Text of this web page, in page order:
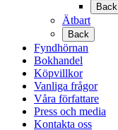
Back
Ätbart
Back
Fyndhörnan
Bokhandel
Köpvillkor
Vanliga frågor
Våra författare
Press och media
Kontakta oss